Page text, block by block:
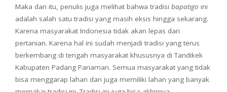
Maka dari itu, penulis juga melihat bahwa tradisi bapatigo ini
adalah salah satu tradisi yang masih eksis hingga sekarang.
Karena masyarakat Indonesia tidak akan lepas dari
pertanian. Karena hal ini sudah menjadi tradisi yang terus
berkembang di tengah masyarakat khususnya di Tandikek
Kabupaten Padang Pariaman. Semua masyarakat yang tidak
bisa menggarap lahan dan juga memiliki lahan yang banyak